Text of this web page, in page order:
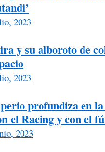
2023
y su alboroto de
2023
profundiza en
el Racing y con el
2023